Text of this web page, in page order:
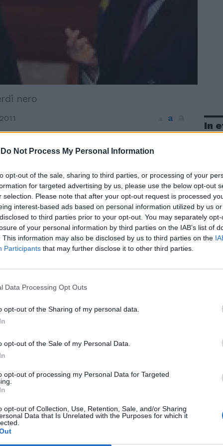
Do Not Process My Personal Information
opt-out of the sale, sharing to third parties, or processing of your
for targeted advertising by us, please use the below opt-out
selection. Please note that after your opt-out request is processed
interest-based ads based on personal information utilized by us
to third parties prior to your opt-out. You may separately
of your personal information by third parties on the IAB’s list of
This information may also be disclosed by us to third parties on the
Participants that may further disclose it to other third parties.
Data Processing Opt Outs
opt-out of the Sharing of my personal data.
opt-out of the Sale of my Personal Data.
opt-out of processing my Personal Data for Targeted
opt-out of Collection, Use, Retention, Sale, and/or Sharing
Data that Is Unrelated with the Purposes for which it
nero
a
dove il capo economista, il tedesco
dalle sue funzioni per "motivi
è giunto con un comunicato
stessa Bce. Va ricordato che nelle
Stark, che occupava uno dei posti-
struttura della banca centrale europea,
la sua contrarietà al programma di
di stato da parte dell'istituto di
mirato a sostenere alcuni dei paesi
ultime turbolenze di mercato sul
consiglio esecutivo e del consiglio dei
In una nota ufficiale il presidente
Claude Trichet ha ringraziato Stark per
sua personale gratitudine al banchiere
ricordando il lavoro comune per
Il successore potrebbe essere Joerg
board della Bce. Lo scrive il sito del
Abendblatt" secondo il quale
l'attuale sottosegretario federale alle
occupare il posto di capo economista
le dimissioni annunciate da Stark.
In
Trump, Meloni e la strategia